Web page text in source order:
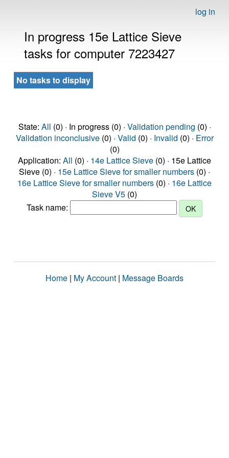
log in
In progress 15e Lattice Sieve
tasks for computer 7223427
No tasks to display
State: All (0) · In progress (0) · Validation pending (0) ·
Validation inconclusive(0) · Valid (0) · Invalid (0) · Error
(0)
Application: All (0) · 14e Lattice Sieve (0) · 15e Lattice
Sieve (0) · 15e Lattice Sieve for smaller numbers (0) ·
16e Lattice Sieve for smaller numbers (0) · 16e Lattice
Sieve V5 (0)
Task name:
Home | My Account | Message Boards